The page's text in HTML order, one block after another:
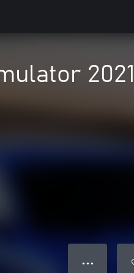
● ● ●